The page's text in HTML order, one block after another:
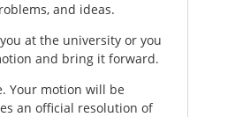
and ideas.
at the university or you
and bring it forward.
Your motion will be
an official resolution of